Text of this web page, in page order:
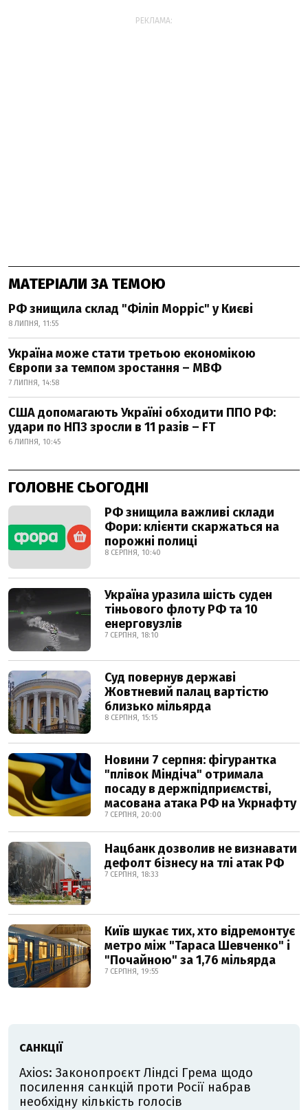
РЕКЛАМА:
МАТЕРІАЛИ ЗА ТЕМОЮ
РФ знищила склад "Філіп Морріс" у Києві
8 ЛИПНЯ, 11:55
Україна може стати третьою економікою
Європи за темпом зростання – МВФ
7 ЛИПНЯ, 14:58
США допомагають Україні обходити ППО РФ:
удари по НПЗ зросли в 11 разів – FT
6 ЛИПНЯ, 10:45
ГОЛОВНЕ СЬОГОДНІ
РФ знищила важливі склади
Фори: клієнти скаржаться на
порожні полиці
8 СЕРПНЯ, 10:40
Україна уразила шість суден
тіньового флоту РФ та 10
енерговузлів
7 СЕРПНЯ, 18:10
Суд повернув державі
Жовтневий палац вартістю
близько мільярда
8 СЕРПНЯ, 15:15
Новини 7 серпня: фігурантка
"плівок Міндіча" отримала
посаду в держпідприємстві,
масована атака РФ на Укрнафту
7 СЕРПНЯ, 20:00
Нацбанк дозволив не визнавати
дефолт бізнесу на тлі атак РФ
7 СЕРПНЯ, 18:33
Київ шукає тих, хто відремонтує
метро між "Тараса Шевченко" і
"Почайною" за 1,76 мільярда
7 СЕРПНЯ, 19:55
САНКЦІЇ
Axios: Законопроєкт Ліндсі Грема щодо
посилення санкцій проти Росії набрав
необхідну кількість голосів